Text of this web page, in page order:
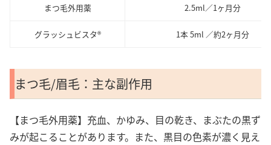
まつ毛外用薬
2.5ml／1ヶ月分
グラッシュビスタ® 1本 5ml ／約2ヶ月分
まつ毛/眉毛：主な副作用
【まつ毛外用薬】充血、かゆみ、目の乾き、まぶたの黒ず
みが起こることがあります。また、黒目の色素が濃く見え